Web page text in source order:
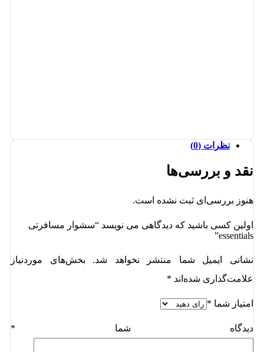
نظرات (0)
نقد و بررسی‌ها
هنوز بررسی‌ای ثبت نشده است.
اولین کسی باشید که دیدگاهی می نویسد “سشوار مسافرتی
essentials”
نشانی ایمیل شما منتشر نخواهد شد.
بخش‌های موردنیاز
علامت‌گذاری شده‌اند *
امتیاز شما *
دیدگاه شما *